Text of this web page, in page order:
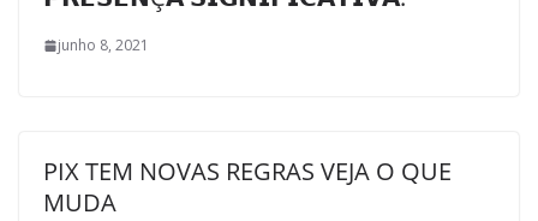
junho 8, 2021
PIX TEM NOVAS REGRAS VEJA O QUE
MUDA